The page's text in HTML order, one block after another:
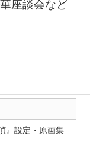
座談会など
』設定・原画集